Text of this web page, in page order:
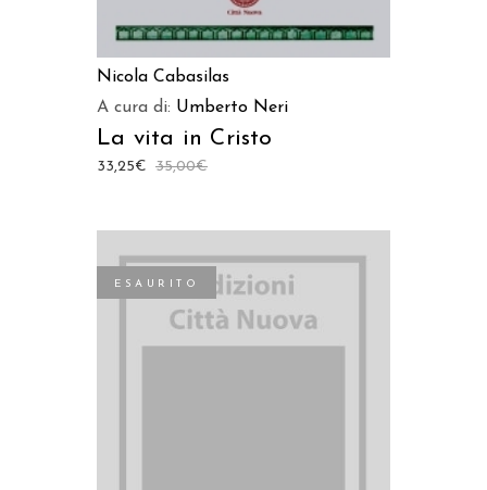
Nicola Cabasilas
A cura di: Umberto Neri
La vita in Cristo
35,00€
33,25€
ESAURITO